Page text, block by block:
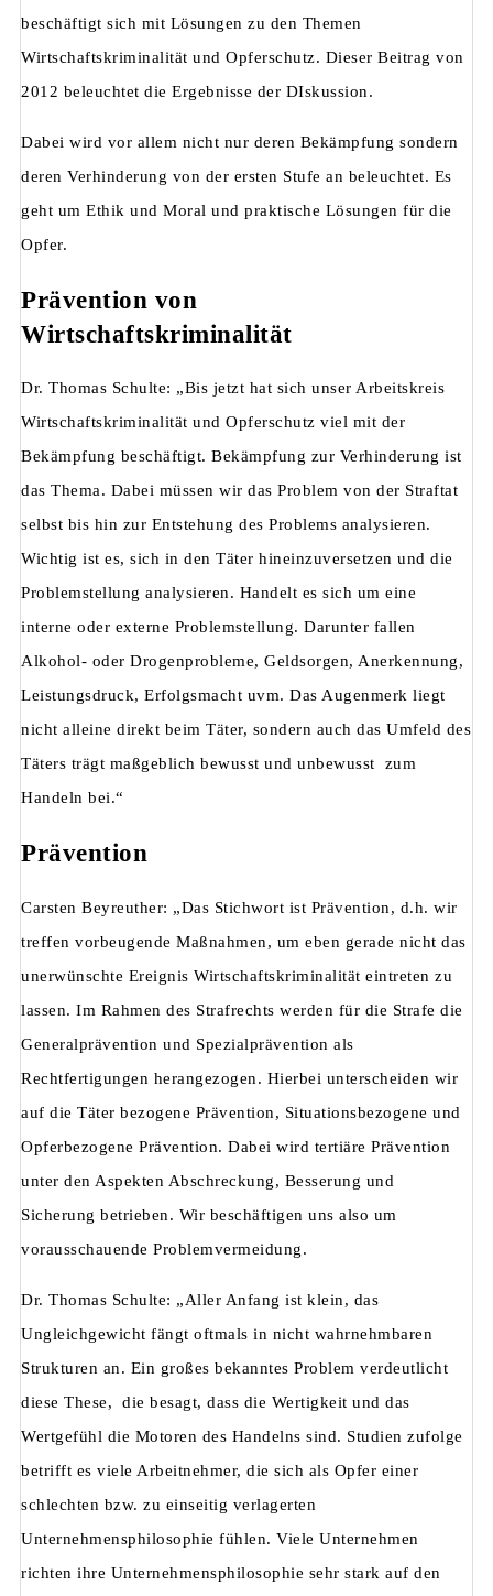
beschäftigt sich mit Lösungen zu den Themen
Wirtschaftskriminalität und Opferschutz. Dieser Beitrag von
2012 beleuchtet die Ergebnisse der DIskussion.
Dabei wird vor allem nicht nur deren Bekämpfung sondern
deren Verhinderung von der ersten Stufe an beleuchtet. Es
geht um Ethik und Moral und praktische Lösungen für die
Opfer.
Prävention von
Wirtschaftskriminalität
Dr. Thomas Schulte: „Bis jetzt hat sich unser Arbeitskreis
Wirtschaftskriminalität und Opferschutz viel mit der
Bekämpfung beschäftigt. Bekämpfung zur Verhinderung ist
das Thema. Dabei müssen wir das Problem von der Straftat
selbst bis hin zur Entstehung des Problems analysieren.
Wichtig ist es, sich in den Täter hineinzuversetzen und die
Problemstellung analysieren. Handelt es sich um eine
interne oder externe Problemstellung. Darunter fallen
Alkohol- oder Drogenprobleme, Geldsorgen, Anerkennung,
Leistungsdruck, Erfolgsmacht uvm. Das Augenmerk liegt
nicht alleine direkt beim Täter, sondern auch das Umfeld des
Täters trägt maßgeblich bewusst und unbewusst zum
Handeln bei.“
Prävention
Carsten Beyreuther: „Das Stichwort ist Prävention, d.h. wir
treffen vorbeugende Maßnahmen, um eben gerade nicht das
unerwünschte Ereignis Wirtschaftskriminalität eintreten zu
lassen. Im Rahmen des Strafrechts werden für die Strafe die
Generalprävention und Spezialprävention als
Rechtfertigungen herangezogen. Hierbei unterscheiden wir
auf die Täter bezogene Prävention, Situationsbezogene und
Opferbezogene Prävention. Dabei wird tertiäre Prävention
unter den Aspekten Abschreckung, Besserung und
Sicherung betrieben. Wir beschäftigen uns also um
vorausschauende Problemvermeidung.
Dr. Thomas Schulte: „Aller Anfang ist klein, das
Ungleichgewicht fängt oftmals in nicht wahrnehmbaren
Strukturen an. Ein großes bekanntes Problem verdeutlicht
diese These, die besagt, dass die Wertigkeit und das
Wertgefühl die Motoren des Handelns sind. Studien zufolge
betrifft es viele Arbeitnehmer, die sich als Opfer einer
schlechten bzw. zu einseitig verlagerten
Unternehmensphilosophie fühlen. Viele Unternehmen
richten ihre Unternehmensphilosophie sehr stark auf den